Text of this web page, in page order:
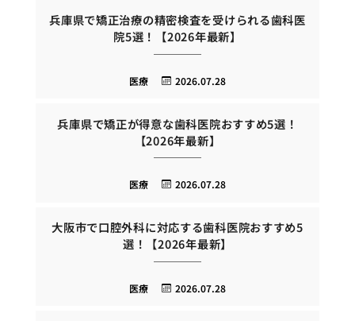
兵庫県で矯正治療の精密検査を受けられる歯科医
院5選！【2026年最新】
2026.07.28
医療
兵庫県で矯正が得意な歯科医院おすすめ5選！
【2026年最新】
2026.07.28
医療
大阪市で口腔外科に対応する歯科医院おすすめ5
選！【2026年最新】
2026.07.28
医療